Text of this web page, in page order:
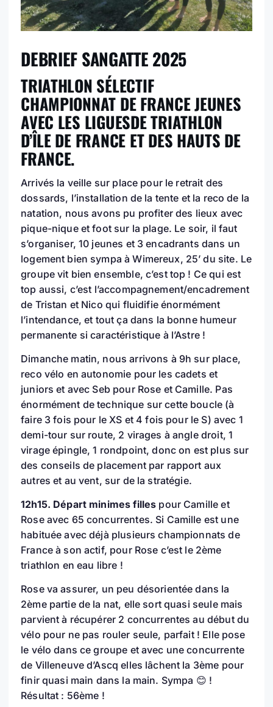
DEBRIEF SANGATTE 2025
TRIATHLON SÉLECTIF
CHAMPIONNAT DE FRANCE JEUNES
AVEC LES LIGUESDE TRIATHLON
D’ÎLE DE FRANCE ET DES HAUTS DE
FRANCE.
Arrivés la veille sur place pour le retrait des
dossards, l’installation de la tente et la reco de la
natation, nous avons pu profiter des lieux avec
pique-nique et foot sur la plage. Le soir, il faut
s’organiser, 10 jeunes et 3 encadrants dans un
logement bien sympa à Wimereux, 25’ du site. Le
groupe vit bien ensemble, c’est top ! Ce qui est
top aussi, c’est l’accompagnement/encadrement
de Tristan et Nico qui fluidifie énormément
l’intendance, et tout ça dans la bonne humeur
permanente si caractéristique à l’Astre !
Dimanche matin, nous arrivons à 9h sur place,
reco vélo en autonomie pour les cadets et
juniors et avec Seb pour Rose et Camille. Pas
énormément de technique sur cette boucle (à
faire 3 fois pour le XS et 4 fois pour le S) avec 1
demi-tour sur route, 2 virages à angle droit, 1
virage épingle, 1 rondpoint, donc on est plus sur
des conseils de placement par rapport aux
autres et au vent, sur de la stratégie.
12h15. Départ minimes filles pour Camille et
Rose avec 65 concurrentes. Si Camille est une
habituée avec déjà plusieurs championnats de
France à son actif, pour Rose c’est le 2ème
triathlon en eau libre !
Rose va assurer, un peu désorientée dans la
2ème partie de la nat, elle sort quasi seule mais
parvient à récupérer 2 concurrentes au début du
vélo pour ne pas rouler seule, parfait ! Elle pose
le vélo dans ce groupe et avec une concurrente
de Villeneuve d’Ascq elles lâchent la 3ème pour
finir quasi main dans la main. Sympa 😊 !
Résultat : 56ème !